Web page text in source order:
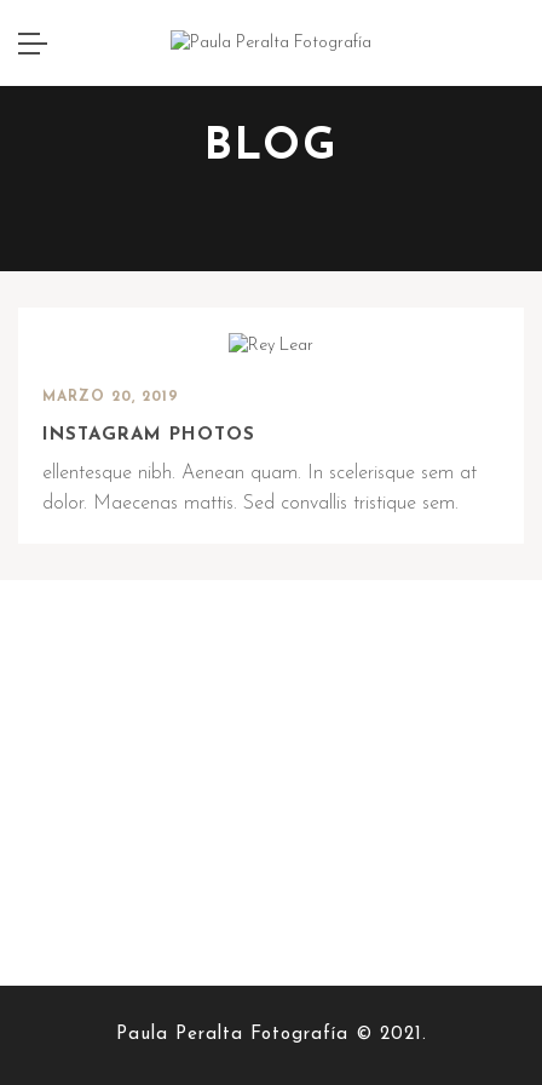
BLOG
MARZO 20, 2019
INSTAGRAM PHOTOS
ellentesque nibh. Aenean quam. In scelerisque sem at
dolor. Maecenas mattis. Sed convallis tristique sem.
Paula Peralta Fotografía © 2021.